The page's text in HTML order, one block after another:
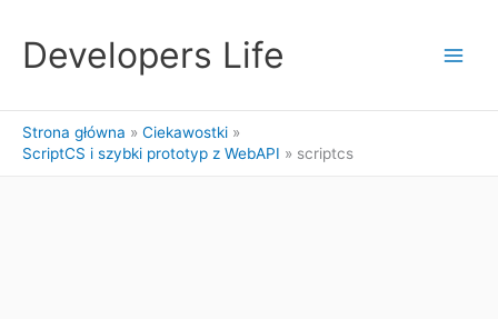
treściDevelopers Life
Strona główna
Ciekawostki
ScriptCS i szybki prototyp z WebAPI
scriptcs